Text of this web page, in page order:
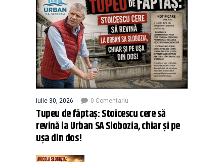
iulie 30, 2026 0 Comentariu
Tupeu de făptaș: Stoicescu cere să
revină la Urban SA Slobozia, chiar și pe
ușa din dos!